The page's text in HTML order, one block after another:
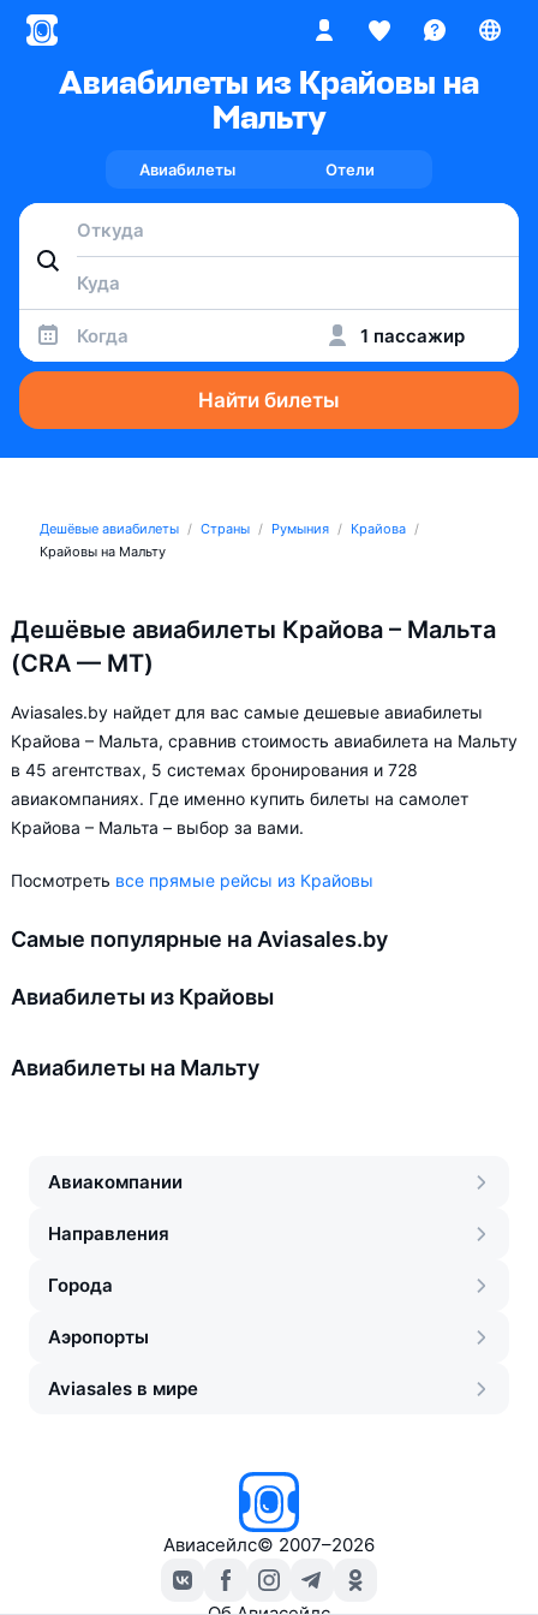
Авиабилеты из Крайовы на
Мальту
Авиабилеты Отели
Когда 1 пассажир
Найти билеты
Дешёвые авиабилеты Страны Румыния
Крайова
Крайовы на Мальту
Дешёвые авиабилеты Крайова – Мальта
(CRA — MT)
Aviasales.by найдет для вас самые дешевые авиабилеты
Крайова – Мальта, сравнив стоимость авиабилета на Мальту
в 45 агентствах, 5 системах бронирования и 728
авиакомпаниях. Где именно купить билеты на самолет
Крайова – Мальта – выбор за вами.
Посмотреть все прямые рейсы из Крайовы
Самые популярные на Aviasales.by
Авиабилеты из Крайовы
Авиабилеты на Мальту
Авиакомпании
Направления
Города
Аэропорты
Aviasales в мире
Авиасейлс© 2007–2026